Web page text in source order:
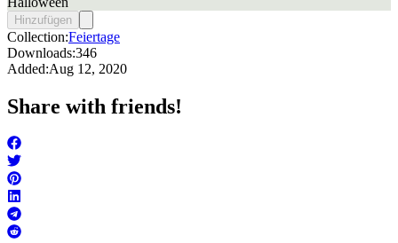
Hinzufügen
Collection:Feiertage
Downloads:346
Added:Aug 12, 2020
Share with friends!